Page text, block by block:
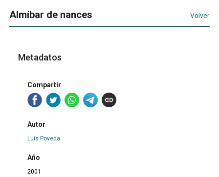
Almíbar de nances Volver
Metadatos
Compartir
Autor
Luis Poveda
Año
2001